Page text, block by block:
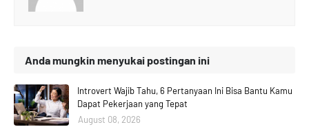
Anda mungkin menyukai postingan ini
Introvert Wajib Tahu, 6 Pertanyaan Ini Bisa Bantu Kamu
Dapat Pekerjaan yang Tepat
August 08, 2026